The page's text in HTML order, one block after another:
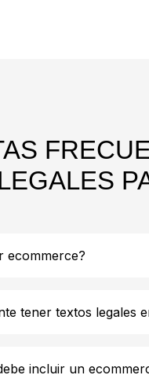
ecommerce?
tener textos legales
incluir un